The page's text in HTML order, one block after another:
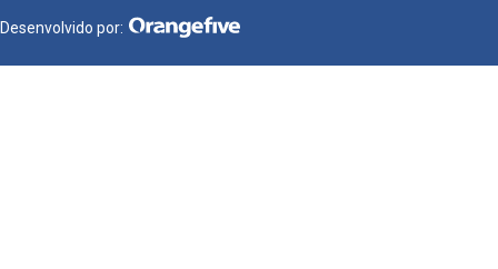
Desenvolvido por: